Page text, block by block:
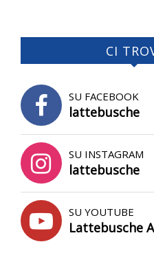
CI
SU FACEBOOK
lattebusche
SU INSTAGRAM
lattebusche
SU YOUTUBE
Lattebusche